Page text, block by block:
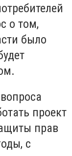
о том,
было
проект
прав
с